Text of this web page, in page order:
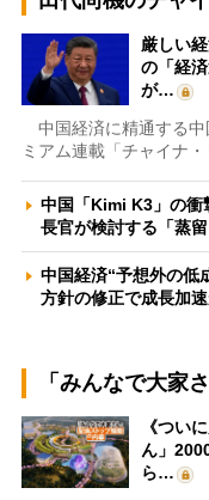
厳しい
の「経
が…
中国経済に精通する中
ミアム連載「チャイナ
中国「Kimi K3」の
長官が検討する「蒸
中国経済“予想外の
方針の修正で成長加
「みんなで大家
《つい
ん」
ら…